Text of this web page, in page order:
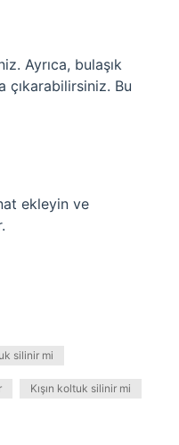
Ayrıca, bulaşık
çıkarabilirsiniz. Bu
ekleyin ve
silinir mi
Kışın koltuk silinir mi